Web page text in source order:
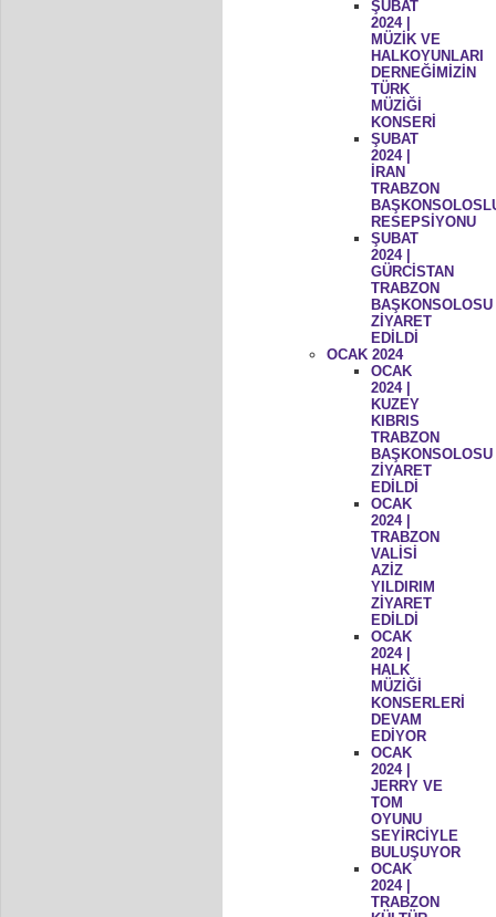
ŞUBAT
2024 |
MÜZİK VE
HALKOYUNLARI
DERNEĞİMİZİN
TÜRK
MÜZİĞİ
KONSERİ
ŞUBAT
2024 |
İRAN
TRABZON
RESEPSİYONU
ŞUBAT
2024 |
GÜRCİSTAN
TRABZON
BAŞKONSOLOSU
ZİYARET
EDİLDİ
OCAK 2024
OCAK
2024 |
KUZEY
KIBRIS
TRABZON
BAŞKONSOLOSU
ZİYARET
EDİLDİ
OCAK
2024 |
TRABZON
VALİSİ
AZİZ
YILDIRIM
ZİYARET
EDİLDİ
OCAK
2024 |
HALK
MÜZİĞİ
KONSERLERİ
DEVAM
EDİYOR
OCAK
2024 |
JERRY VE
TOM
OYUNU
SEYİRCİYLE
BULUŞUYOR
OCAK
2024 |
TRABZON